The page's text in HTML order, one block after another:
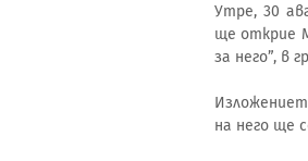
Утре, 30
ще открие
за него”, в
на него ще